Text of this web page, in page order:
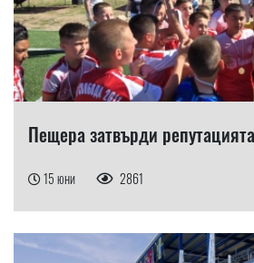
Пещера затвърди
15 юни 2861